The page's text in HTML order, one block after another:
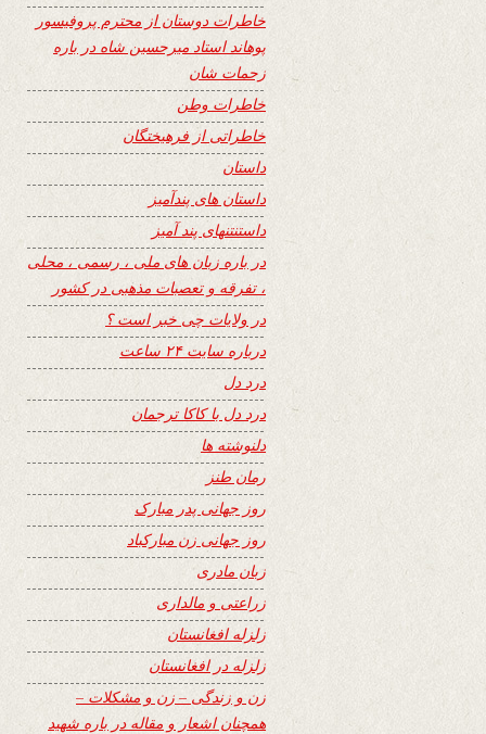
خاطرات دوستان از محترم پروفیسور
پوهاند استاد میرحسین شاه در باره
زحمات شان
خاطرات وطن
خاطراتی از فرهیختگان
داستان
داستان های پندآمیز
داستنتنهای پند آمیز
در باره زبان های ملی ، رسمی ، محلی
، تفرقه و تعصبات مذهبی در کشور
در ولایات چی خبر است ؟
درباره سایت ۲۴ ساعت
درد دل
درد دل با کاکا ترجمان
دلنوشته ها
رمان طنز
روز جهانی پدر مبارک
روز جهانی زن مبارکباد
زبان مادری
زراعتی و مالداری
زلزله افغانستان
زلزله در افغانستان
زن و زندگی – زن و مشکلات –
همچنان اشعار و مقاله در باره شهید